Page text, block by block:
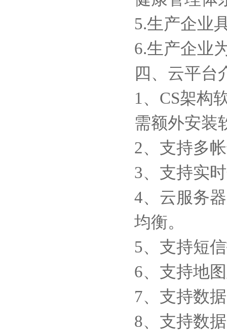
5.生产企业
6.生产企业
四、云平
1、CS架构
需额外安
2、支持多
3、支持实
4、云服务
均衡。
5、支持短
6、支持地
7、支持数
8、支持数